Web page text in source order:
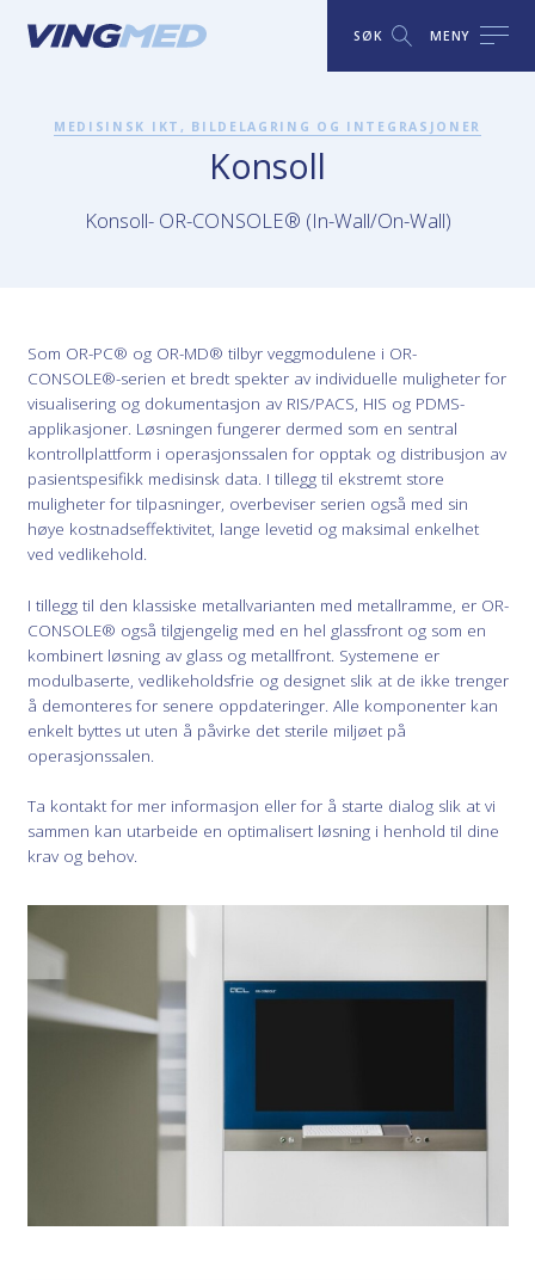
SØK MENY
MEDISINSK IKT, BILDELAGRING OG INTEGRASJONER
Konsoll
Konsoll- OR-CONSOLE® (In-Wall/On-Wall)
Som OR-PC® og OR-MD® tilbyr veggmodulene i OR-
CONSOLE®-serien et bredt spekter av individuelle muligheter for
visualisering og dokumentasjon av RIS/PACS, HIS og PDMS-
applikasjoner. Løsningen fungerer dermed som en sentral
kontrollplattform i operasjonssalen for opptak og distribusjon av
pasientspesifikk medisinsk data. I tillegg til ekstremt store
muligheter for tilpasninger, overbeviser serien også med sin
høye kostnadseffektivitet, lange levetid og maksimal enkelhet
ved vedlikehold.
I tillegg til den klassiske metallvarianten med metallramme, er OR-
CONSOLE® også tilgjengelig med en hel glassfront og som en
kombinert løsning av glass og metallfront. Systemene er
modulbaserte, vedlikeholdsfrie og designet slik at de ikke trenger
å demonteres for senere oppdateringer. Alle komponenter kan
enkelt byttes ut uten å påvirke det sterile miljøet på
operasjonssalen.
Ta kontakt for mer informasjon eller for å starte dialog slik at vi
sammen kan utarbeide en optimalisert løsning i henhold til dine
krav og behov.